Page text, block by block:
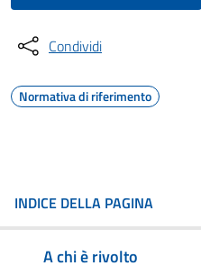
Condividi
Normativa di riferimento
INDICE DELLA PAGINA
A chi è rivolto